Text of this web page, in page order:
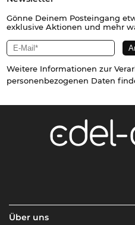
Gönne Deinem Posteingang
exklusive Aktionen und mehr
Weitere Informationen zur
personenbezogenen Daten
Über uns